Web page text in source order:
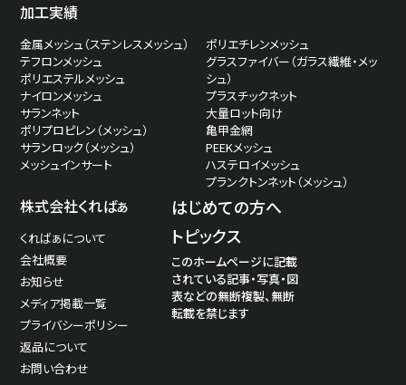
加工実績
金属メッシュ（ステンレスメッシュ）
テフロンメッシュ
ポリエステルメッシュ
ナイロンメッシュ
サランネット
ポリプロピレン（メッシュ）
サランロック（メッシュ）
メッシュインサート
ポリエチレンメッシュ
グラスファイバー（ガラス繊維・メッ
シュ）
プラスチックネット
大量ロット向け
亀甲金網
PEEKメッシュ
ハステロイメッシュ
プランクトンネット（メッシュ）
株式会社くればぁ
くればぁについて
会社概要
お知らせ
メディア掲載一覧
プライバシーポリシー
返品について
お問い合わせ
はじめての方へ
トピックス
このホームページに記載
されている記事・写真・図
表などの無断複製、無断
転載を禁じます